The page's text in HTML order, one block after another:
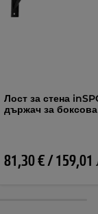
Лост за стена
държач за
81,30 € /